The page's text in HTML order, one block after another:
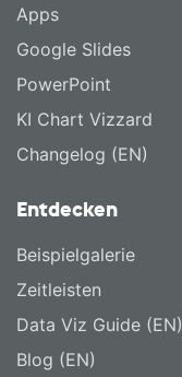
Apps
Google Slides
PowerPoint
KI Chart Vizzard
Changelog (EN)
Entdecken
Beispielgalerie
Zeitleisten
Data Viz Guide (EN)
Blog (EN)